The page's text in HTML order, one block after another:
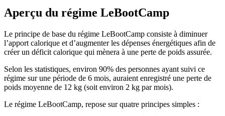
Aperçu du régime LeBootCamp
Le principe de base du régime LeBootCamp consiste à diminuer
l’apport calorique et d’augmenter les dépenses énergétiques afin de
créer un déficit calorique qui mènera à une perte de poids assurée.
Selon les statistiques, environ 90% des personnes ayant suivi ce
régime sur une période de 6 mois, auraient enregistré une perte de
poids moyenne de 12 kg (soit environ 2 kg par mois).
Le régime LeBootCamp, repose sur quatre principes simples :